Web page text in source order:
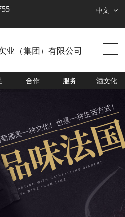
中文
业（集团）有限公司
合作 服务 酒文化